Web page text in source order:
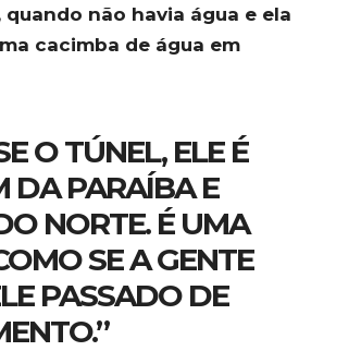
não havia água e ela
cacimba de água em
O TÚNEL, ELE É
DA PARAÍBA E
NORTE. É UMA
SE A GENTE
PASSADO DE